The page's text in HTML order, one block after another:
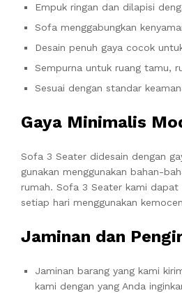
Empuk ringan dan dilapisi
Sofa menggabungkan
Desain penuh gaya cocok
Sempurna untuk ruang tamu,
Sesuai dengan standar
Gaya Minimalis
Sofa 3 Seater didesain dengan
gunakan menggunakan bahan-
rumah. Sofa 3 Seater kami dapat
setiap hari menggunakan
Jaminan dan
Jaminan barang yang kami
kami dengan yang Anda